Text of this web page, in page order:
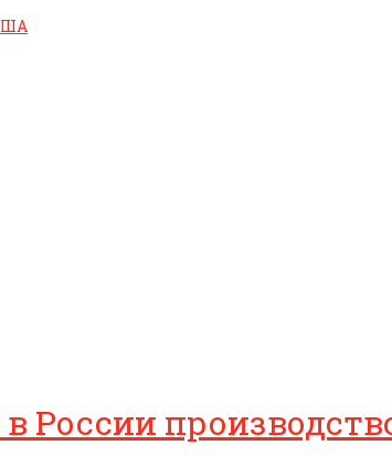
в России